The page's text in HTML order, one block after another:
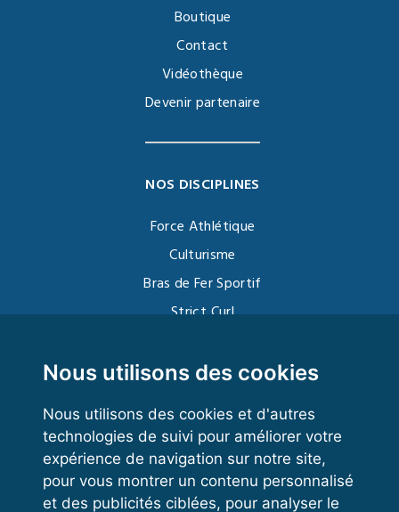
Nous utilisons des cookies
Nous utilisons des cookies et d'autres
technologies de suivi pour améliorer votre
expérience de navigation sur notre site,
pour vous montrer un contenu personnalisé
et des publicités ciblées, pour analyser le
Boutique
Contact
Vidéothèque
Devenir partenaire
NOS DISCIPLINES
Force Athlétique
Culturisme
Bras de Fer Sportif
Strict Curl
Kettlebell
VOS ESPACES
Espace dirigeant